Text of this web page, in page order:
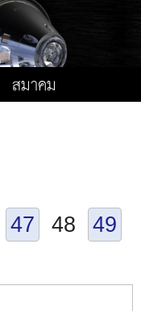
สมาคม
47 48
49